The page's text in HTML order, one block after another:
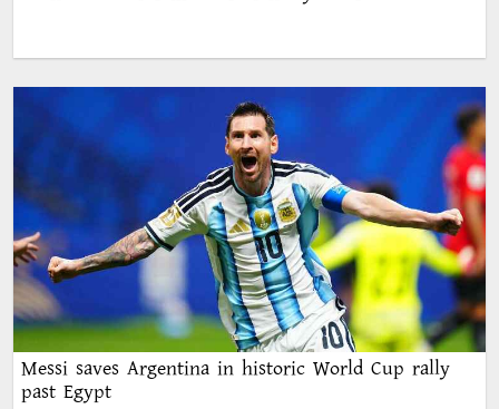
Messi saves Argentina in historic World Cup rally
past Egypt